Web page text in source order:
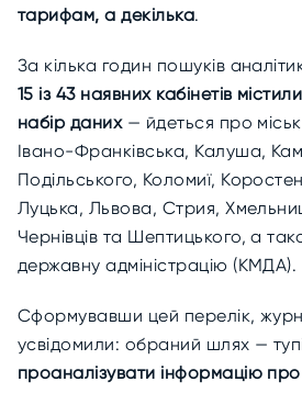
тарифам, а декілька.
За кілька годин пошуків
15 із 43 наявних кабінетів
набір даних— йдеться про
Івано-Франківська, Калуша,
Подільського, Коломиї,
Луцька, Львова, Стрия,
Чернівців та Шептицького, а
державну адміністрацію (КМДА).
Сформувавши цей перелік,
усвідомили: обраний шлях —
проаналізувати інформацію